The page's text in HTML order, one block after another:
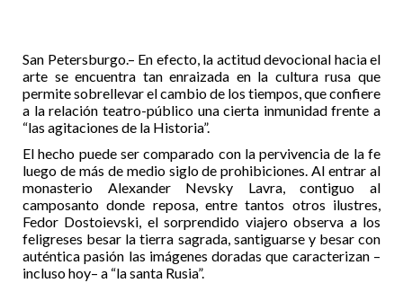
San Petersburgo.– En efecto, la actitud devocional hacia el
arte se encuentra tan enraizada en la cultura rusa que
permite sobrellevar el cambio de los tiempos, que confiere
a la relación teatro-público una cierta inmunidad frente a
“las agitaciones de la Historia”.
El hecho puede ser comparado con la pervivencia de la fe
luego de más de medio siglo de prohibiciones. Al entrar al
monasterio Alexander Nevsky Lavra, contiguo al
camposanto donde reposa, entre tantos otros ilustres,
Fedor Dostoievski, el sorprendido viajero observa a los
feligreses besar la tierra sagrada, santiguarse y besar con
auténtica pasión las imágenes doradas que caracterizan –
incluso hoy– a “la santa Rusia”.